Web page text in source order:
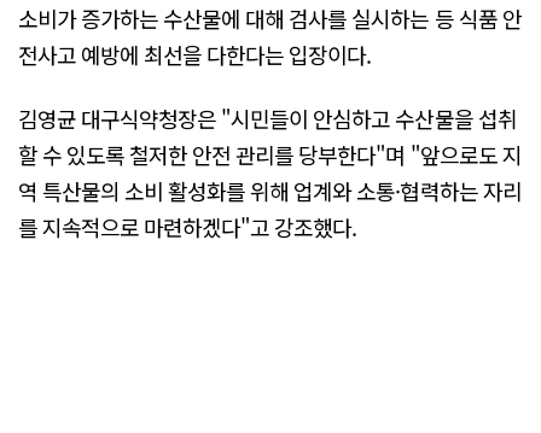
소비가 증가하는 수산물에 대해 검사를 실시하는 등 식품 안
전사고 예방에 최선을 다한다는 입장이다.
김영균 대구식약청장은 "시민들이 안심하고 수산물을 섭취
할 수 있도록 철저한 안전 관리를 당부한다"며 "앞으로도 지
역 특산물의 소비 활성화를 위해 업계와 소통·협력하는 자리
를 지속적으로 마련하겠다"고 강조했다.